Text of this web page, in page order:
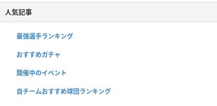
人気記事
最強選手ランキング
おすすめガチャ
開催中のイベント
自チームおすすめ球団ランキング